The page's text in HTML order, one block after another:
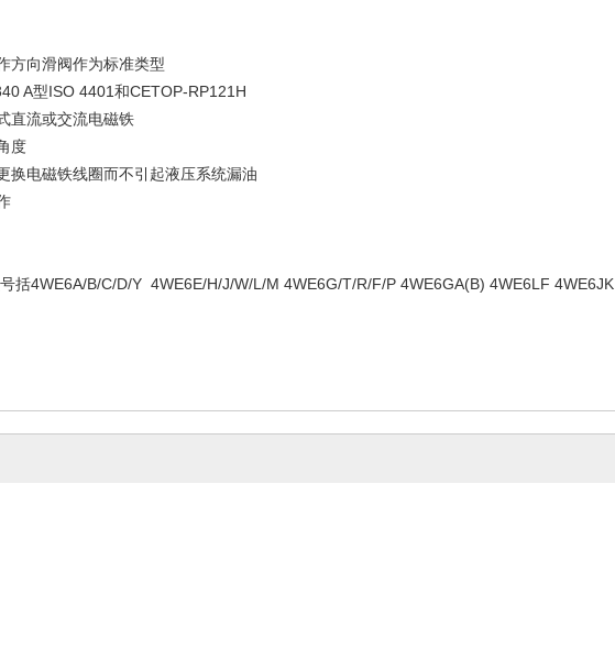
方向滑阀作为标准类型
A型ISO 4401和CETOP-RP121H
直流或交流电磁铁
度
换电磁铁线圈而不引起液压系统漏油
括4WE6A/B/C/D/Y 4WE6E/H/J/W/L/M 4WE6G/T/R/F/P 4WE6GA(B) 4WE6LF 4WE6JK